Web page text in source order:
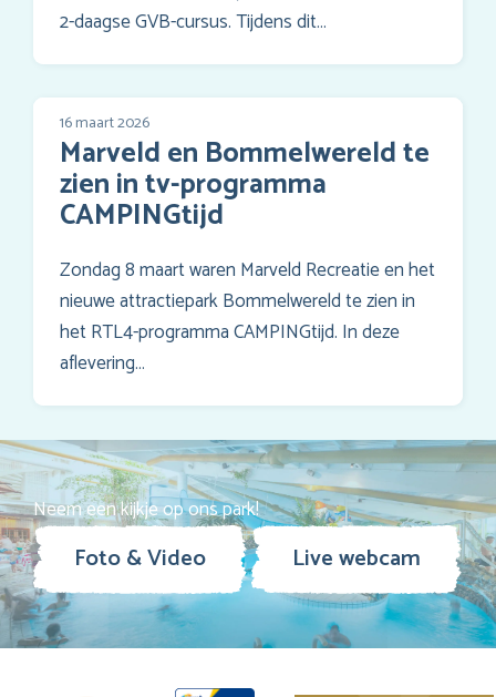
2-daagse GVB-cursus. Tijdens dit…
16 maart 2026
Marveld en Bommelwereld te
zien in tv-programma
CAMPINGtijd
Zondag 8 maart waren Marveld Recreatie en het
nieuwe attractiepark Bommelwereld te zien in
het RTL4-programma CAMPINGtijd. In deze
aflevering…
Neem een kijkje op ons park!
Foto & Video Live webcam